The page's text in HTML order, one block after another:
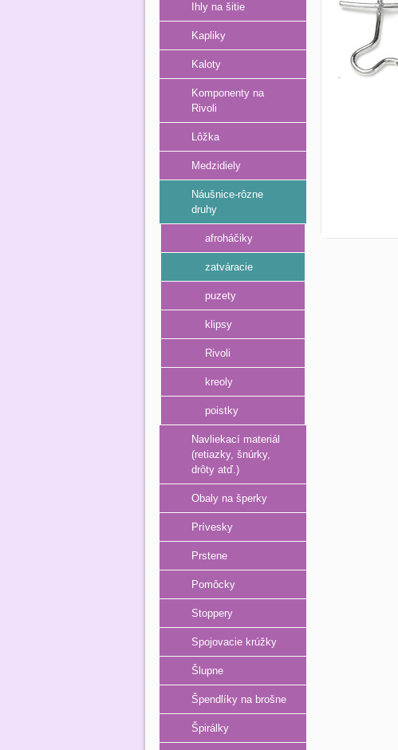
Ihly na šitie
Kapliky
Kaloty
Komponenty na
Rivoli
Lôžka
Medzidiely
Náušnice-rôzne
druhy
afroháčiky
zatváracie
puzety
klipsy
Rivoli
kreoly
poistky
Navliekací materiál
(retiazky, šnúrky,
drôty atď.)
Obaly na šperky
Prívesky
Prstene
Pomôcky
Stoppery
Spojovacie krúžky
Šlupne
Špendlíky na brošne
Špirálky